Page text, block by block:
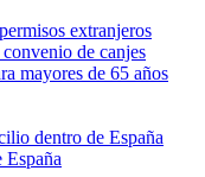
extranjeros
convenio de canjes
mayores de 65 años
dentro de España
España